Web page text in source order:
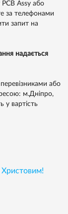
Assy або
за телефонами
запит на
надається
або
м.Дніпро,
у вартість
Христовим!